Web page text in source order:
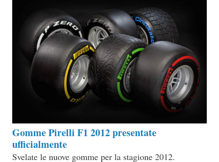
Gomme Pirelli F1 2012 presentate
ufficialmente
Svelate le nuove gomme per la stagione 2012.